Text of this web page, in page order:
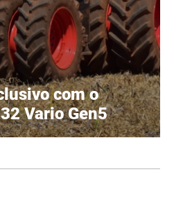
com o
Vario Gen5